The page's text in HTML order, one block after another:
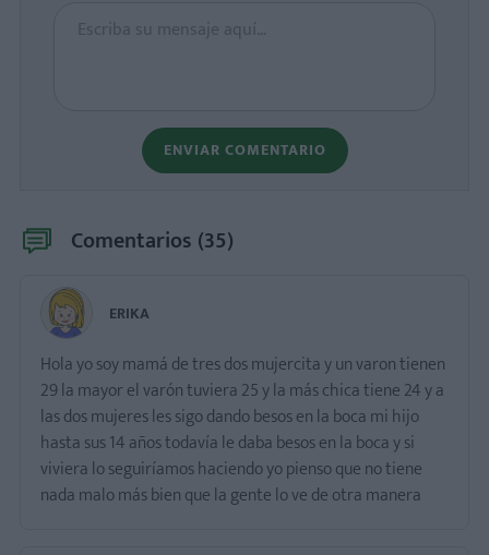
ENVIAR COMENTARIO
Comentarios (35)
ERIKA
Hola yo soy mamá de tres dos mujercita y un varon tienen
29 la mayor el varón tuviera 25 y la más chica tiene 24 y a
las dos mujeres les sigo dando besos en la boca mi hijo
hasta sus 14 años todavía le daba besos en la boca y si
viviera lo seguiríamos haciendo yo pienso que no tiene
nada malo más bien que la gente lo ve de otra manera